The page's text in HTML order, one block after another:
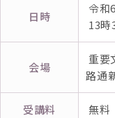
日時
令和
13時
会場
重要
路通
受講料 無料